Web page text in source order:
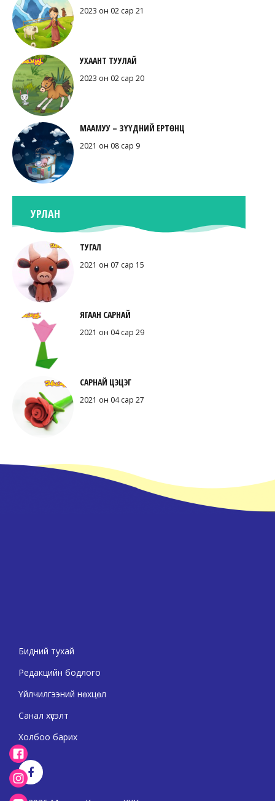
2023 он 02 сар 21
УХААНТ ТУУЛАЙ
2023 он 02 сар 20
МААМУУ – ЗҮҮДНИЙ ЕРТӨНЦ
2021 он 08 сар 9
УРЛАН
ТУГАЛ
2021 он 07 сар 15
ЯГААН САРНАЙ
2021 он 04 сар 29
САРНАЙ ЦЭЦЭГ
2021 он 04 сар 27
Бидний тухай
Редакцийн бодлого
Үйлчилгээний нөхцөл
Санал хүсэлт
Холбоо барих